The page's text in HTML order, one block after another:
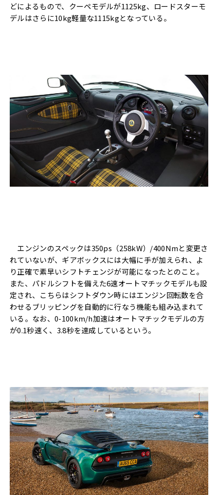
どによるもので、クーペモデルが1125kg、ロードスターモ
デルはさらに10kg軽量な1115kgとなっている。
エンジンのスペックは350ps（258kW）/400Nmと変更さ
れていないが、ギアボックスには大幅に手が加えられ、よ
り正確で素早いシフトチェンジが可能になったとのこと。
また、パドルシフトを備えた6速オートマチックモデルも設
定され、こちらはシフトダウン時にはエンジン回転数を合
わせるブリッピングを自動的に行なう機能も組み込まれて
いる。なお、0-100km/h加速はオートマチックモデルの方
が0.1秒速く、3.8秒を達成しているという。